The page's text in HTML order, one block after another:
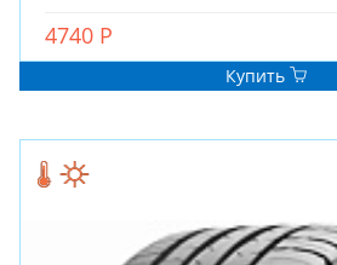
4740 Р
Купить